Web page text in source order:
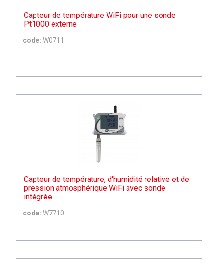
Capteur de température WiFi pour une sonde
Pt1000 externe
code: W0711
Capteur de température, d'humidité relative et de
pression atmosphérique WiFi avec sonde
intégrée
code: W7710